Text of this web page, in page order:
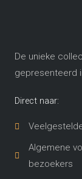
De unieke
gepresenteerd
Direct naar:
Algemene
bezoekers